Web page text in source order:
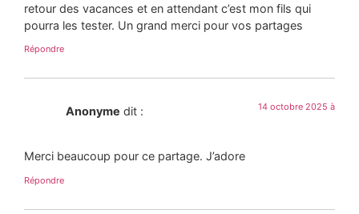
retour des vacances et en attendant c’est mon fils qui
pourra les tester. Un grand merci pour vos partages
Répondre
Anonyme dit : 14 octobre 2025 à
Merci beaucoup pour ce partage. J’adore
Répondre